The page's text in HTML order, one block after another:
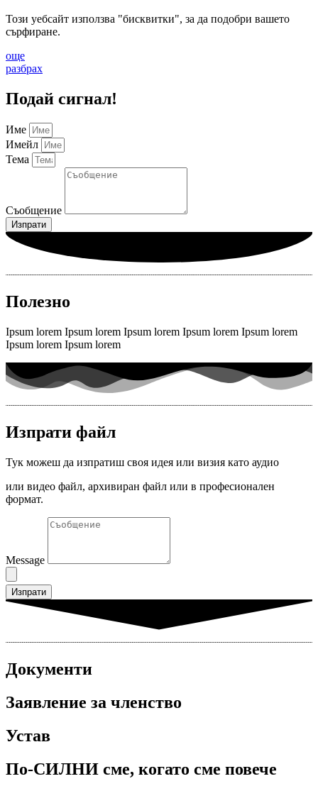
Този уебсайт използва "бисквитки", за да подобри вашето
сърфиране.
още
разбрах
Подай сигнал!
Име
Имейл
Тема
Съобщение
Изпрати
Полезно
Ipsum lorem Ipsum lorem Ipsum lorem Ipsum lorem Ipsum lorem
Ipsum lorem Ipsum lorem
Изпрати файл
Тук можеш да изпратиш своя идея или визия като аудио
или видео файл, архивиран файл или в професионален
формат.
Message
Изпрати
Документи
Заявление за членство
Устав
По-СИЛНИ сме, когато сме повече